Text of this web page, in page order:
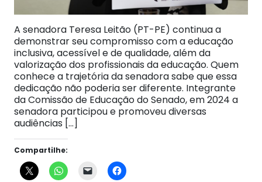
A senadora Teresa Leitão (PT-PE) continua a
demonstrar seu compromisso com a educação
inclusiva, acessível e de qualidade, além da
valorização dos profissionais da educação. Quem
conhece a trajetória da senadora sabe que essa
dedicação não poderia ser diferente. Integrante
da Comissão de Educação do Senado, em 2024 a
senadora participou e promoveu diversas
audiências […]
Compartilhe: